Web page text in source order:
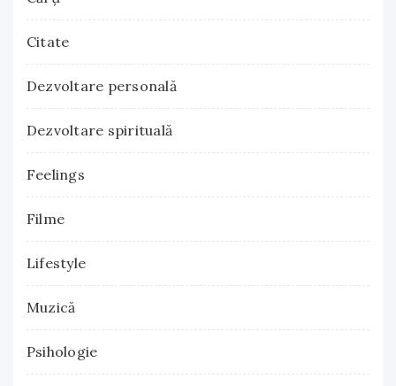
Citate
Dezvoltare personală
Dezvoltare spirituală
Feelings
Filme
Lifestyle
Muzică
Psihologie